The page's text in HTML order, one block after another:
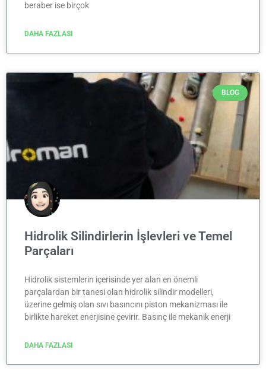
beraber ise birçok
DAHA FAZLASI
BLOG
Hidrolik Silindirlerin İşlevleri ve Temel
Parçaları
Hidrolik sistemlerin içerisinde yer alan en önemli
parçalardan bir tanesi olan hidrolik silindir modelleri,
üzerine gelmiş olan sıvı basıncını piston mekanizması ile
birlikte hareket enerjisine çevirir. Basınç ile mekanik enerji
DAHA FAZLASI